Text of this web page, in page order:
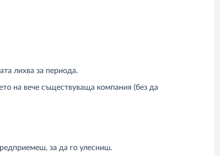
лихва за периода.
на вече съществуваща компания (без да
за да го улесниш.